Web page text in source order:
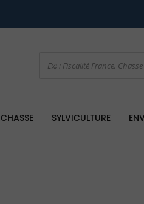
CHASSE SYLVICULTURE